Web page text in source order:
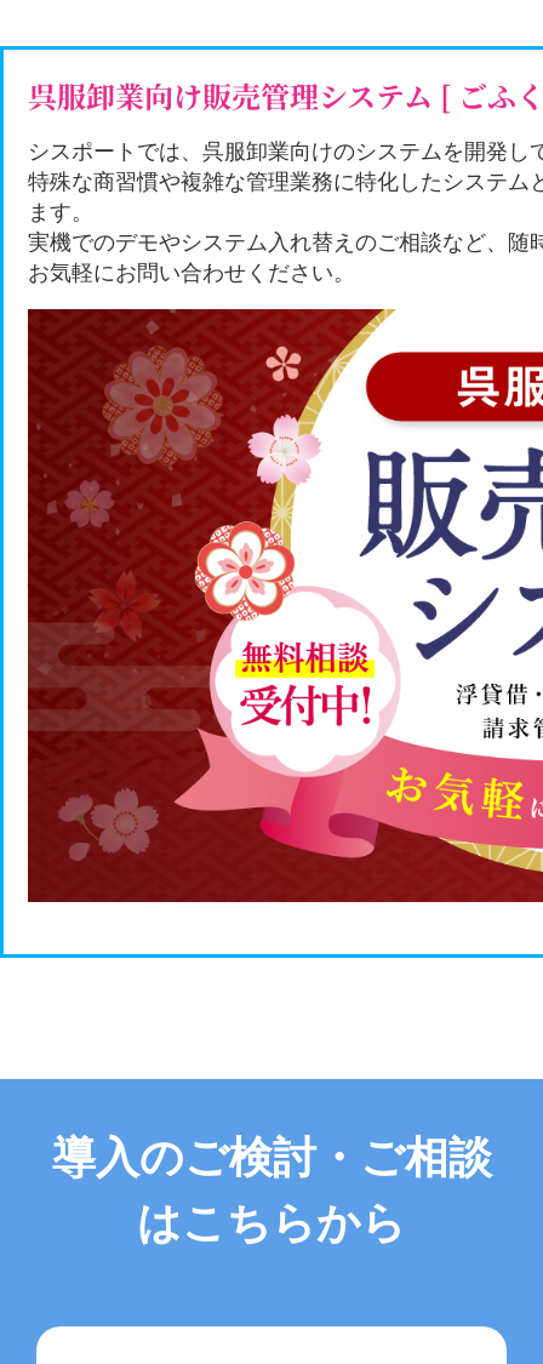
呉服卸業向け販売管理システム [ ごふ
シスポートでは、呉服卸業向けのシステムを開発
特殊な商習慣や複雑な管理業務に特化したシステ
ます。
実機でのデモやシステム入れ替えのご相談など、随
お気軽にお問い合わせください。
導入のご検討・ご相談
はこちらから